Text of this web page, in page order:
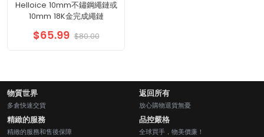
Helloice 10mm不鏽鋼繩鏈或
10mm 18K金完成繩鏈
$65.99 $80.00
物質世界
多倉快速交貨
返回所有
放心購物退貨無憂
精緻的服務
精緻的服務和售後保障
品控嚴格
全球買手，物美價廉！